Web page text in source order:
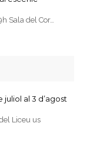
Sala del Cor…
al 3 d’agost
Liceu us